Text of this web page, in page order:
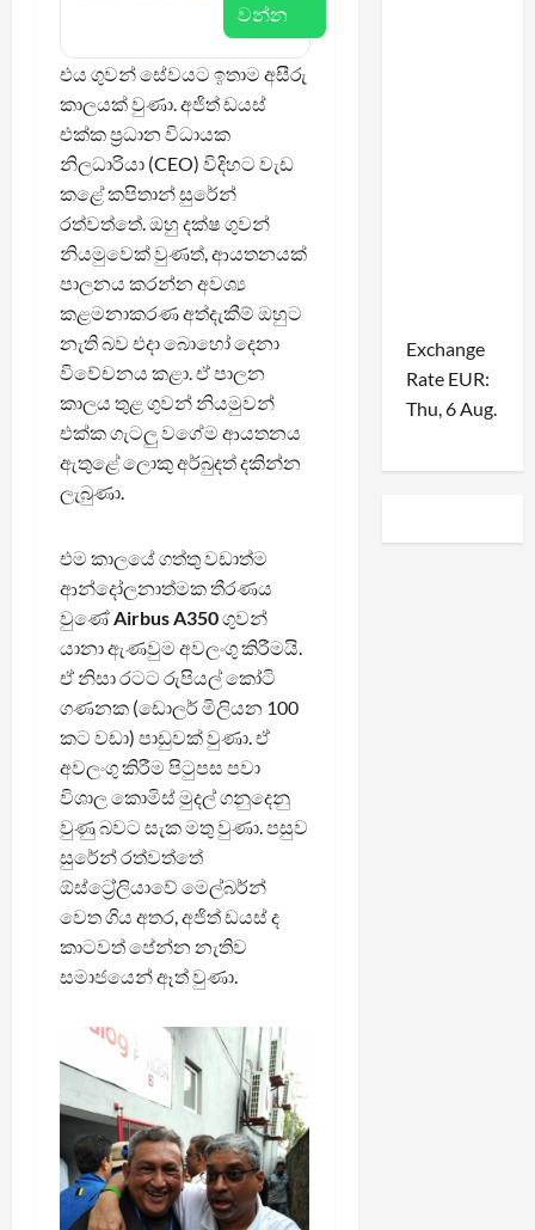
වන්න
එය ගුවන් සේවයට ඉතාම අසීරු
කාලයක් වුණා. අජිත් ඩයස්
එක්ක ප්‍රධාන විධායක
නිලධාරියා (CEO) විදිහට වැඩ
කළේ කපිතාන් සුරේන්
රත්වත්තේ. ඔහු දක්ෂ ගුවන්
නියමුවෙක් වුණත්, ආයතනයක්
පාලනය කරන්න අවශ්‍ය
කළමනාකරණ අත්දැකීම් ඔහුට
නැති බව එදා බොහෝ දෙනා
විවේචනය කළා. ඒ පාලන
කාලය තුළ ගුවන් නියමුවන්
එක්ක ගැටලු වගේම ආයතනය
ඇතුළේ ලොකු අර්බුදත් දකින්න
ලැබුණා.
එම කාලයේ ගත්තු වඩාත්ම
ආන්දෝලනාත්මක තීරණය
වුණේ Airbus A350ගුවන්
යානා ඇණවුම අවලංගු කිරීමයි.
ඒ නිසා රටට රුපියල් කෝටි
ගණනක (ඩොලර් මිලියන 100
කට වඩා) පාඩුවක් වුණා. ඒ
අවලංගු කිරීම පිටුපස පවා
විශාල කොමිස් මුදල් ගනුදෙනු
වුණු බවට සැක මතු වුණා. පසුව
සුරේන් රත්වත්තේ
ඕස්ට්‍රේලියාවේ මෙල්බර්න්
වෙත ගිය අතර, අජිත් ඩයස් ද
කාටවත් පේන්න නැතිව
සමාජයෙන් ඈත් වුණා.
Exchange
Rate EUR:
Thu, 6 Aug.